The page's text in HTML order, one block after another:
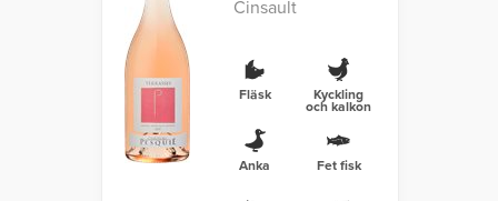
Cinsault
Fläsk Kyckling
och kalkon
Anka Fet fisk